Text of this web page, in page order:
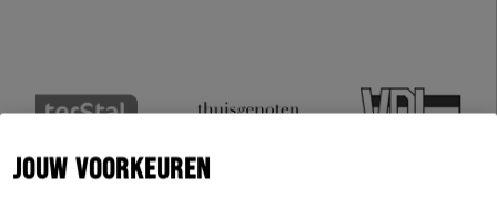
JOUW VOORKEUREN